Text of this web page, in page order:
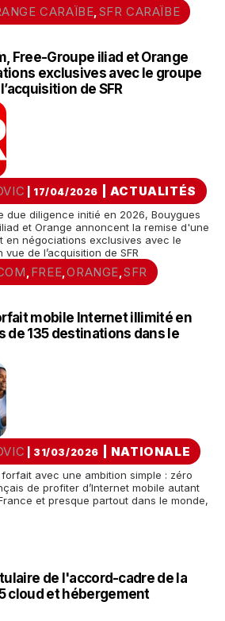
CARAÏBE, SFR CARAÏBE
Free-Groupe iliad et Orange
exclusives avec le groupe
de SFR
| 17/04/2026 ACTUALITÉS
due diligence initié en 2026, Bouygues
et Orange annoncent la remise d'une
en négociations exclusives avec le
de l’acquisition de SFR
, FREE,ORANGE,SFR
mobile Internet illimité en
de 135 destinations dans le
| 31/03/2026 NATIONALE
avec une ambition simple : zéro
de profiter d’Internet mobile autant
et presque partout dans le monde,
de l'accord-cadre de la
cloud et hébergement